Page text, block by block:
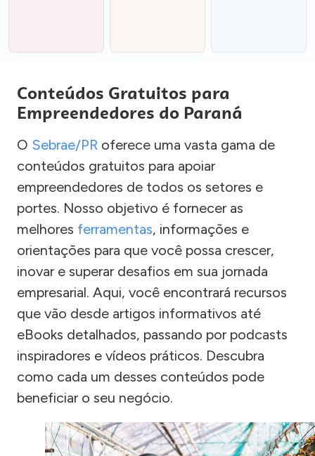
Conteúdos Gratuitos para
Empreendedores do Paraná
O Sebrae/PR oferece uma vasta gama de
conteúdos gratuitos para apoiar
empreendedores de todos os setores e
portes. Nosso objetivo é fornecer as
melhores ferramentas, informações e
orientações para que você possa crescer,
inovar e superar desafios em sua jornada
empresarial. Aqui, você encontrará recursos
que vão desde artigos informativos até
eBooks detalhados, passando por podcasts
inspiradores e vídeos práticos. Descubra
como cada um desses conteúdos pode
beneficiar o seu negócio.